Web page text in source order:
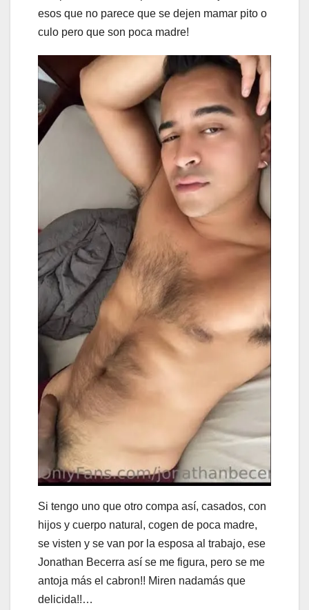
esos que no parece que se dejen mamar pito o
culo pero que son poca madre!
Si tengo uno que otro compa así, casados, con
hijos y cuerpo natural, cogen de poca madre,
se visten y se van por la esposa al trabajo, ese
Jonathan Becerra así se me figura, pero se me
antoja más el cabron!! Miren nadamás que
delicida!!…